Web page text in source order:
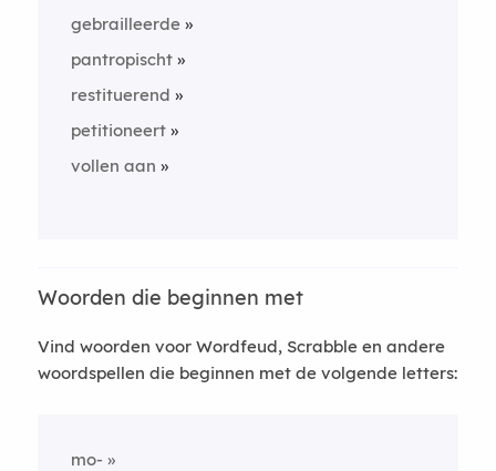
gebrailleerde
pantropischt
restituerend
petitioneert
vollen aan
Woorden die beginnen met
Vind woorden voor Wordfeud, Scrabble en andere
woordspellen die beginnen met de volgende letters:
mo-